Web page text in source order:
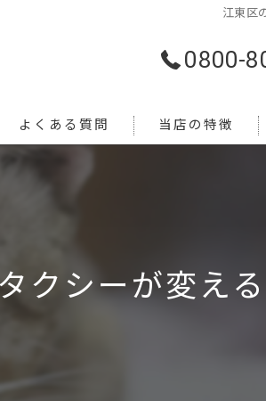
江東区
0800-
よくある質問 当店の特徴
クシーが変え